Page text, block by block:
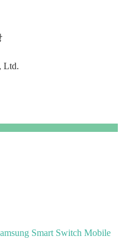
Ltd.
Smart Switch Mobile